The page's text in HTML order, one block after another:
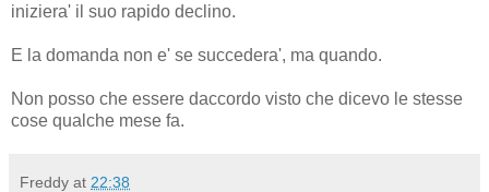
iniziera' il suo rapido declino.
E la domanda non e' se succedera', ma quando.
Non posso che essere daccordo visto che dicevo le stesse
cose qualche mese fa.
Freddy at 22:38